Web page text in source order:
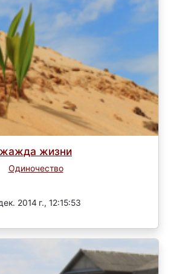
жажда жизни
Одиночество
2014 г., 12:15:53